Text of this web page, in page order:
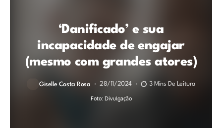
‘Danificado’ e sua
incapacidade de engajar
(mesmo com grandes atores)
Giselle Costa Rosa 28/11/2024 3 Mins De Leitura
Foto: Divulgação